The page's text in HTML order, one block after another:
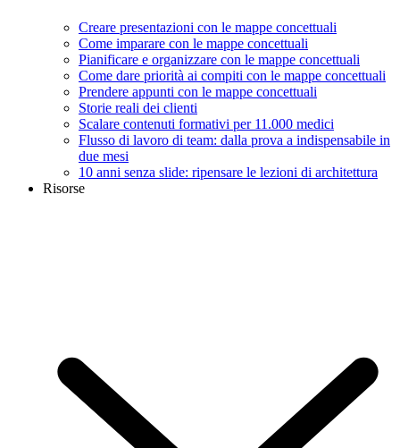
Creare presentazioni con le mappe concettuali
Come imparare con le mappe concettuali
Pianificare e organizzare con le mappe concettuali
Come dare priorità ai compiti con le mappe concettuali
Prendere appunti con le mappe concettuali
Storie reali dei clienti
Scalare contenuti formativi per 11.000 medici
Flusso di lavoro di team: dalla prova a indispensabile in
due mesi
10 anni senza slide: ripensare le lezioni di architettura
Risorse